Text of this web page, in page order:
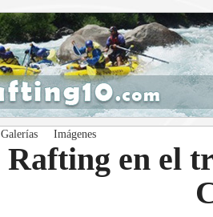
Galerías Imágenes
Rafting en el